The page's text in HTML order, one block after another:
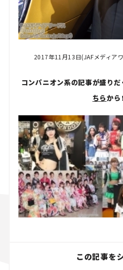
2017年11月13日(JAFメディア
コンパニオン系の記事が盛り
ちらから！
この記事を